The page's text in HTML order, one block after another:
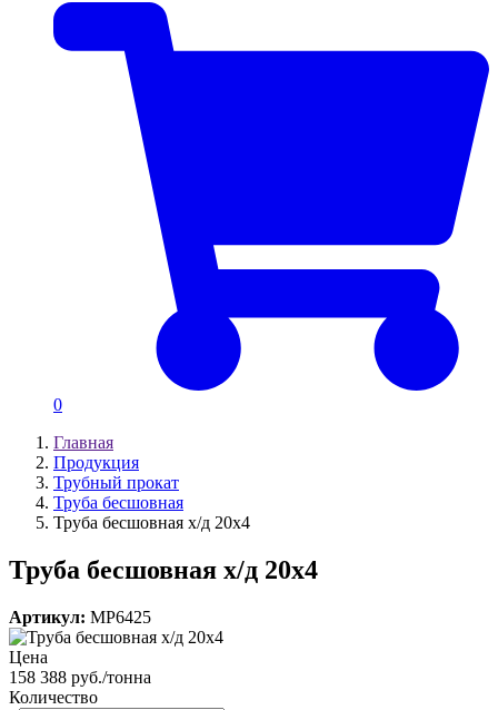
0
Главная
Продукция
Трубный прокат
Труба бесшовная
Труба бесшовная х/д 20х4
Труба бесшовная х/д 20х4
Артикул: MP6425
Цена
158 388 руб./тонна
Количество